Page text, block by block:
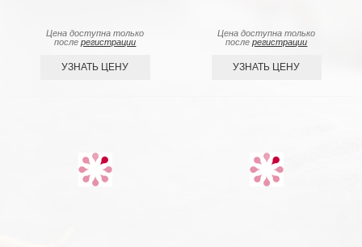
Цена доступна только
послерегистрации
УЗНАТЬ ЦЕНУ
Цена доступна только
послерегистрации
УЗНАТЬ ЦЕНУ